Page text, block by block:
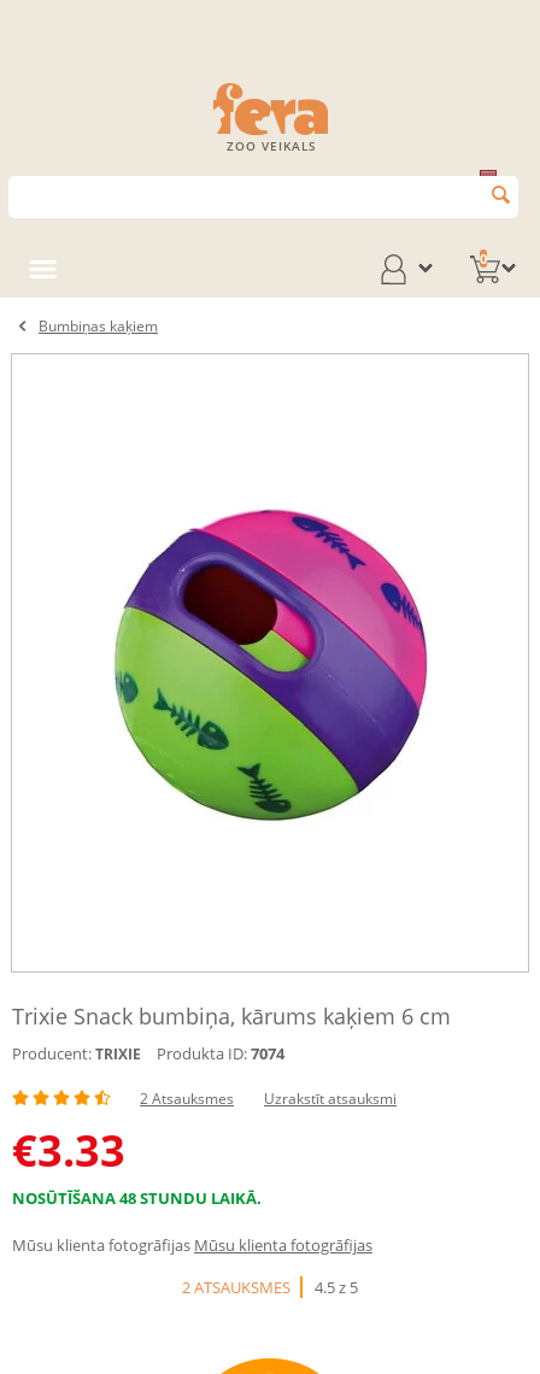
ZOO VEIKALS
0
Bumbiņas kaķiem
Trixie Snack bumbiņa, kārums kaķiem 6 cm
Producent:TRIXIE Produkta ID:7074
2 Atsauksmes Uzrakstīt atsauksmi
€3.33
NOSŪTĪŠANA 48 STUNDU LAIKĀ.
Mūsu klienta fotogrāfijas Mūsu klienta fotogrāfijas
2 ATSAUKSMES
4.5 z 5